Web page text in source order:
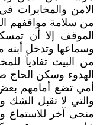
الامن والمخابرات
من سلامة مواقفهم
الموقف إلا أن
وسماعها وتدخل
من البيت تفادياً
الهدوء وسكن
أمي تضع أمامهم بعض
والتي لا تقبل الشك
منحى آخر للاستماع